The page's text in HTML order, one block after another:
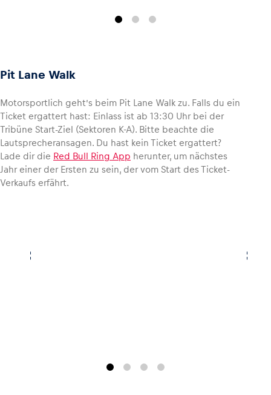
Pit Lane Walk
Motorsportlich geht’s beim Pit Lane Walk zu. Falls du ein
Ticket ergattert hast: Einlass ist ab 13:30 Uhr bei der
Tribüne Start-Ziel (Sektoren K-A). Bitte beachte die
Lautsprecheransagen. Du hast kein Ticket ergattert?
Lade dir die Red Bull Ring App herunter, um nächstes
Jahr einer der Ersten zu sein, der vom Start des Ticket-
Verkaufs erfährt.